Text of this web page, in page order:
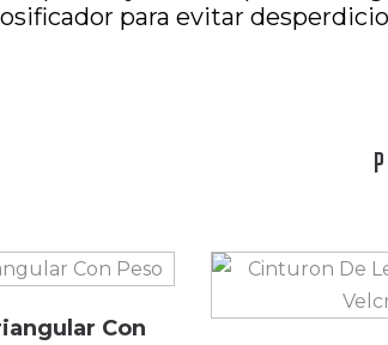
para evitar
Con